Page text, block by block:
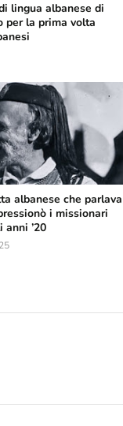
lingua albanese di
per la prima volta
albanese che parlava
i missionari
’20